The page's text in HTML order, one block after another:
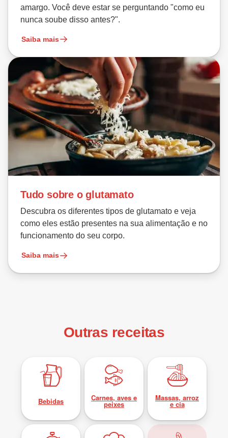
amargo. Você deve estar se perguntando "como eu
nunca soube disso antes?".
Saiba mais
Tudo sobre o glutamato
Descubra os diferentes tipos de glutamato e veja
como eles estão presentes na sua alimentação e no
funcionamento do seu corpo.
Saiba mais
Outras receitas
Bebidas Carnes, aves e
peixes
Massas, arroz
e cia